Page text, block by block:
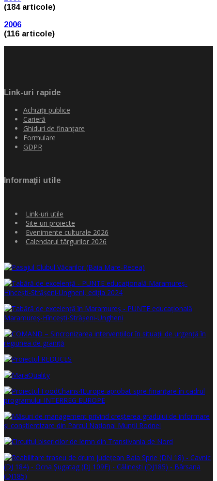
(184 articole)
2006
(116 articole)
Link-uri rapide
Achiziţii publice
Carieră
Ghiduri de finanţare
Formulare
GDPR
Informaţii utile
Link-uri utile
Site-uri proiecte
Evenimente culturale 2026
Calendarul târgurilor 2026